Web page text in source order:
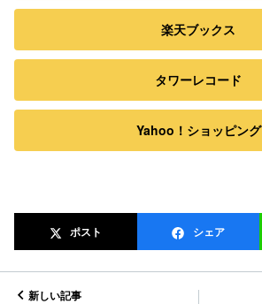
楽天ブックス
タワーレコード
Yahoo！ショッピング
ポスト シェア
新しい記事